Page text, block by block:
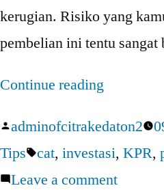
kerugian. Risiko yang
pembelian ini tentu
Continue reading
Tertipu!”
Posted
by
adminofcitrakedaton2
Tips Tags:
cat, investasi, KPR,
Leave a commenton